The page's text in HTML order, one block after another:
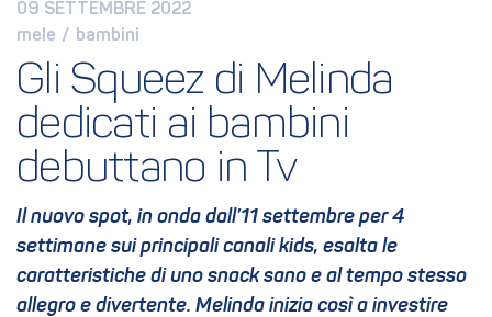
09 SETTEMBRE 2022
mele / bambini
Gli Squeez di Melinda
dedicati ai bambini
debuttano in Tv
Il nuovo spot, in onda dall’11 settembre per 4
settimane sui principali canali kids, esalta le
caratteristiche di uno snack sano e al tempo stesso
allegro e divertente. Melinda inizia così a investire